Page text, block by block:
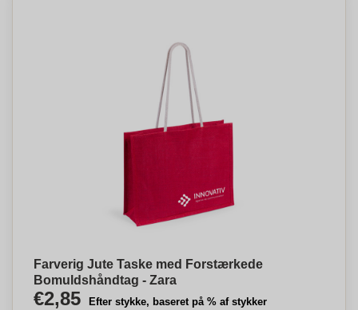
Farverig Jute Taske med Forstærkede
Bomuldshåndtag - Zara
€2,85 Efter stykke, baseret på % af stykker